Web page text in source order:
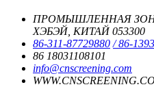
ПРОМЫШЛЕННАЯ
ХЭБЭЙ, КИТАЙ 053300
86-311-87729880 / 86-
86 18031108101
info@cnscreening.com